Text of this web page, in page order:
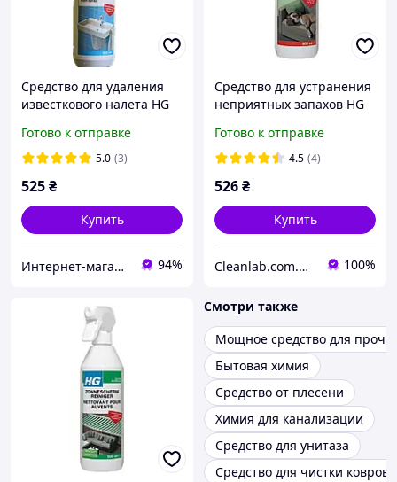
Средство для удаления
известкового налета HG
Готово к отправке
5.0 (3)
525₴
Купить
Интернет-магазин "Мир Чистоты" 94%
Средство для устранения
неприятных запахов HG
Готово к отправке
4.5 (4)
526₴
Купить
Сleanlab.com.ua - все для мытья авто и детейлинга 100%
Смотри также
Мощное средство для
Бытовая химия
Средство от плесени
Химия для канализации
Средство для унитаза
Средство для чистки ковров